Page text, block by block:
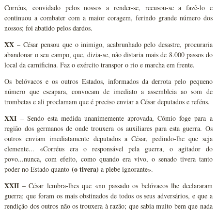
Corréus, convidado pelos nossos a render-se, recusou-se a fazê-lo e
continuou a combater com a maior coragem, ferindo grande número dos
nossos; foi abatido pelos dardos.
XX – César pensou que o inimigo, acabrunhado pelo desastre, procuraria
abandonar o seu campo, que, dizia-se, não distaria mais de 8.000 passos do
local da carnificina. Faz o exército transpor o rio e marcha em frente.
Os belóvacos e os outros Estados, informados da derrota pelo pequeno
número que escapara, convocam de imediato a assembleia ao som de
trombetas e ali proclamam que é preciso enviar a César deputados e reféns.
XXI – Sendo esta medida unanimemente aprovada, Cómio foge para a
região dos germanos de onde trouxera os auxiliares para esta guerra. Os
outros enviam imediatamente deputados a César, pedindo-lhe que seja
clemente... «Corréus era o responsável pela guerra, o agitador do
povo...nunca, com efeito, como quando era vivo, o senado tivera tanto
poder no Estado quanto(o tivera) a plebe ignorante».
XXII – César lembra-lhes que «no passado os belóvacos lhe declararam
guerra; que foram os mais obstinados de todos os seus adversários, e que a
rendição dos outros não os trouxera à razão; que sabia muito bem que nada